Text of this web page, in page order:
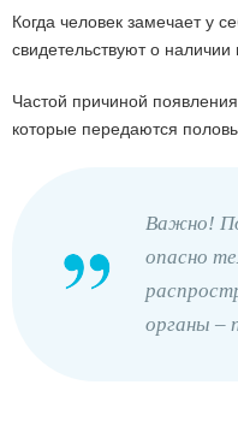
Когда человек замечает у
свидетельствуют о
Частой причиной
которые передаются
Важно!
опасно
органы –